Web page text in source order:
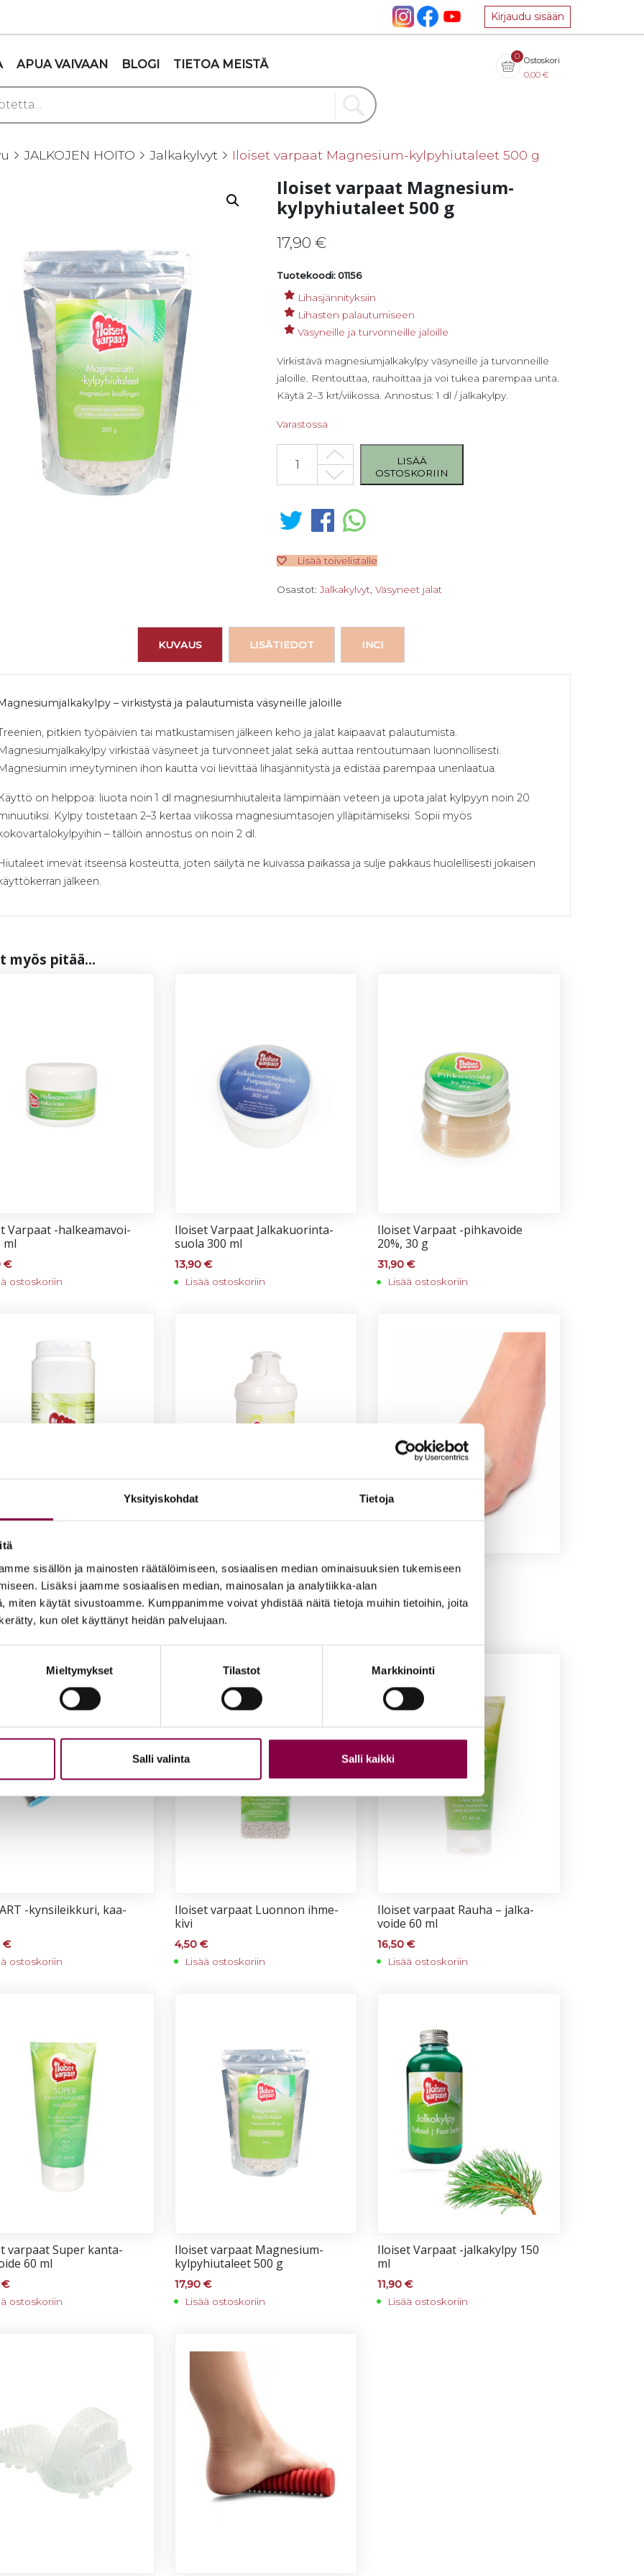
Yksityiskohdat Tietoja
sisällön ja mainosten räätälöimiseen, sosiaalisen median ominaisuuksien tukemiseen
Lisäksi jaamme sosiaalisen median, mainosalan ja analytiikka-alan
miten käytät sivustoamme. Kumppanimme voivat yhdistää näitä tietoja muihin tietoihin, joita
kun olet käyttänyt heidän palvelujaan.
Mieltymykset Tilastot Markkinointi
Salli valinta Salli kaikki
Kirjaudu sisään
APUA VAIVAAN BLOGI TIETOA MEISTÄ
0 Ostoskori
0,00 €
JALKOJEN HOITO Jalkakylvyt Iloiset varpaat Magnesium-kylpyhiutaleet 500 g
Iloiset varpaat Magnesium-
kylpyhiutaleet 500 g
17,90€
Tuotekoodi: 01156
Lihasjännityksiin
Lihasten palautumiseen
Väsyneille ja turvonneille jaloille
Virkistävä magnesiumjalkakylpy väsyneille ja turvonneille
jaloille. Rentouttaa, rauhoittaa ja voi tukea parempaa unta.
Käytä 2–3 krt/viikossa. Annostus: 1 dl / jalkakylpy.
Varastossa
Iloiset varpaat Magnesium-kylpyhiutaleet 500 g määrä
LISÄÄ
OSTOSKORIIN
Lisää toivelistalle
Osastot:Jalkakylvyt ,Väsyneet jalat
KUVAUS LISÄTIEDOT INCI
– virkistystä ja palautumista väsyneille jaloille
pitkien työpäivien tai matkustamisen jälkeen keho ja jalat kaipaavat palautumista.
virkistää väsyneet ja turvonneet jalat sekä auttaa rentoutumaan luonnollisesti.
imeytyminen ihon kautta voi lievittää lihasjännitystä ja edistää parempaa unenlaatua.
on helppoa: liuota noin 1 dl magnesiumhiutaleita lämpimään veteen ja upota jalat kylpyyn noin 20
Kylpy toistetaan 2–3 kertaa viikossa magnesiumtasojen ylläpitämiseksi. Sopii myös
– tällöin annostus on noin 2 dl.
imevät itseensä kosteutta, joten säilytä ne kuivassa paikassa ja sulje pakkaus huolellisesti jokaisen
jälkeen.
myös pi­tää...
Var­paat -hal­kea­ma­voi­
ml
€
ostoskoriin
Iloi­set Var­paat Jal­ka­kuo­rin­ta­
suo­la 300 ml
13,90 €
Lisää ostoskoriin
Iloi­set Var­paat -pih­ka­voi­de
20%, 30 g
31,90€
Lisää ostoskoriin
Var­paat Ta­pio­ka Jal­ka­
100 g
€
ostoskoriin
Iloi­set var­paat Su­per kos­teus­
voi­de 500ml
42,50€
Lisää ostoskoriin
Lam­paan­vil­la 5 g
Lisää ostoskoriin
-kyn­si­leik­ku­ri, kaa­
€
ostoskoriin
Iloi­set var­paat Luon­non ih­me­
ki­vi
4,50 €
Lisää ostoskoriin
Iloi­set var­paat Rau­ha – jal­ka­
voi­de 60 ml
16,50€
Lisää ostoskoriin
var­paat Su­per kan­ta­
60 ml
€
ostoskoriin
Iloi­set var­paat Mag­ne­sium-
kyl­py­hiu­ta­leet 500 g
17,90 €
Lisää ostoskoriin
Iloi­set Var­paat -jal­ka­kyl­py 150
ml
11,90€
Lisää ostoskoriin